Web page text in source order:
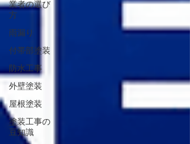
業者の選び
方
雨漏り
付帯部塗装
防水工事
外壁塗装
屋根塗装
塗装工事の
豆知識